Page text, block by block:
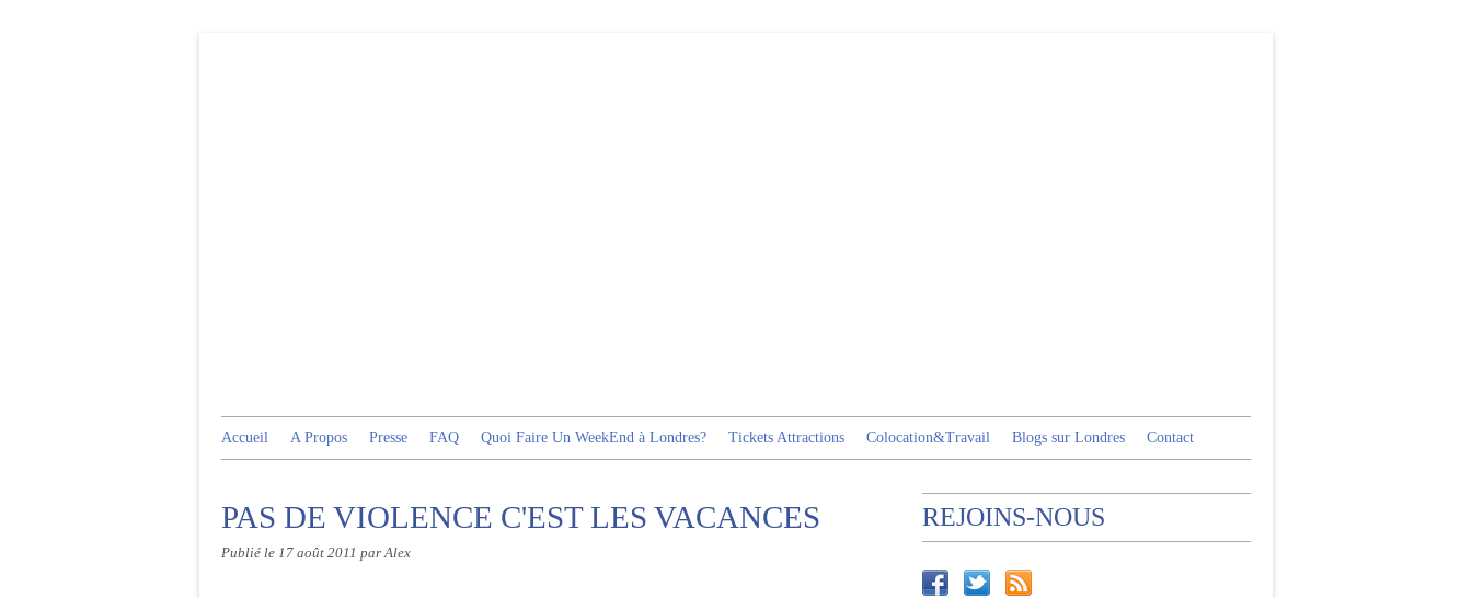
Accueil A Propos Presse FAQ Quoi Faire Un WeekEnd à Londres? Tickets Attractions Colocation&Travail Blogs sur Londres Contact
PAS DE VIOLENCE C'EST LES VACANCES
Publié le 17 août 2011 par Alex
REJOINS-NOUS